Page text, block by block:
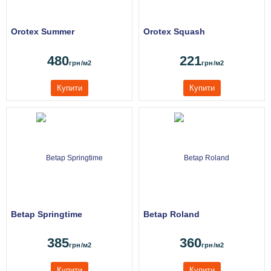
Orotex Summer
480грн/м2
Купити
Orotex Squash
221грн/м2
Купити
Betap Springtime
385грн/м2
Betap Roland
360грн/м2